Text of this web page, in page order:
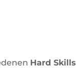
Hard Skills